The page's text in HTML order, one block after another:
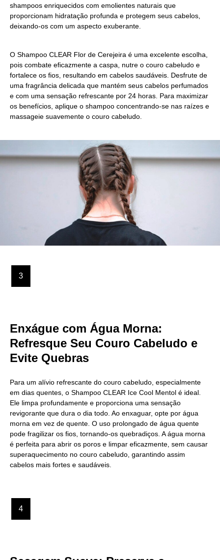
shampoos enriquecidos com emolientes naturais que
proporcionam hidratação profunda e protegem seus cabelos,
deixando-os com um aspecto exuberante.
O Shampoo CLEAR Flor de Cerejeira é uma excelente escolha,
pois combate eficazmente a caspa, nutre o couro cabeludo e
fortalece os fios, resultando em cabelos saudáveis. Desfrute de
uma fragrância delicada que mantém seus cabelos perfumados
e com uma sensação refrescante por 24 horas. Para maximizar
os benefícios, aplique o shampoo concentrando-se nas raízes e
massageie suavemente o couro cabeludo.
3
Enxágue com Água Morna:
Refresque Seu Couro Cabeludo e
Evite Quebras
Para um alívio refrescante do couro cabeludo, especialmente
em dias quentes, o Shampoo CLEAR Ice Cool Mentol é ideal.
Ele limpa profundamente e proporciona uma sensação
revigorante que dura o dia todo. Ao enxaguar, opte por água
morna em vez de quente. O uso prolongado de água quente
pode fragilizar os fios, tornando-os quebradiços. A água morna
é perfeita para abrir os poros e limpar eficazmente, sem causar
superaquecimento no couro cabeludo, garantindo assim
cabelos mais fortes e saudáveis.
4